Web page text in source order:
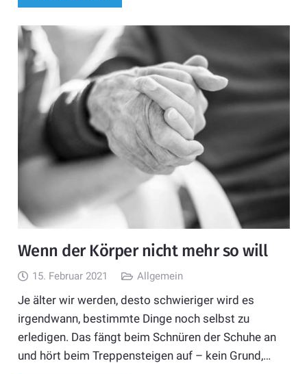
Wenn der Körper nicht mehr so will
15. Februar 2021 Allgemein
Je älter wir werden, desto schwieriger wird es
irgendwann, bestimmte Dinge noch selbst zu
erledigen. Das fängt beim Schnüren der Schuhe an
und hört beim Treppensteigen auf – kein Grund,…